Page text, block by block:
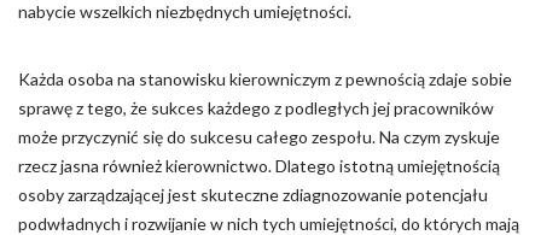
nabycie wszelkich niezbędnych umiejętności.
Każda osoba na stanowisku kierowniczym z pewnością zdaje sobie
sprawę z tego, że sukces każdego z podległych jej pracowników
może przyczynić się do sukcesu całego zespołu. Na czym zyskuje
rzecz jasna również kierownictwo. Dlatego istotną umiejętnością
osoby zarządzającej jest skuteczne zdiagnozowanie potencjału
podwładnych i rozwijanie w nich tych umiejętności, do których mają